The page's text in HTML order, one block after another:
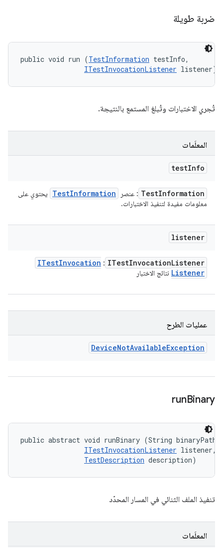
ضربة طويلة
public void run (TestInformation testInfo,
ITestInvocationListener listener)
تُجري الاختبارات وتُبلغ المستمع بالنتيجة.
المعلَمات
testInfo
TestInformation : عنصر TestInformation
يحتوي على
معلومات مفيدة لتنفيذ الاختبارات.
listener
ITestInvocationListener
:
ITestInvocation
Listener نتائج الاختبار
عمليات الطرح
DeviceNotAvailableException
runBinary
public abstract void runBinary (String
ITestInvocationListener listener,
TestDescription description)
تنفيذ الملف الثنائي في المسار المحدّد
المعلَمات